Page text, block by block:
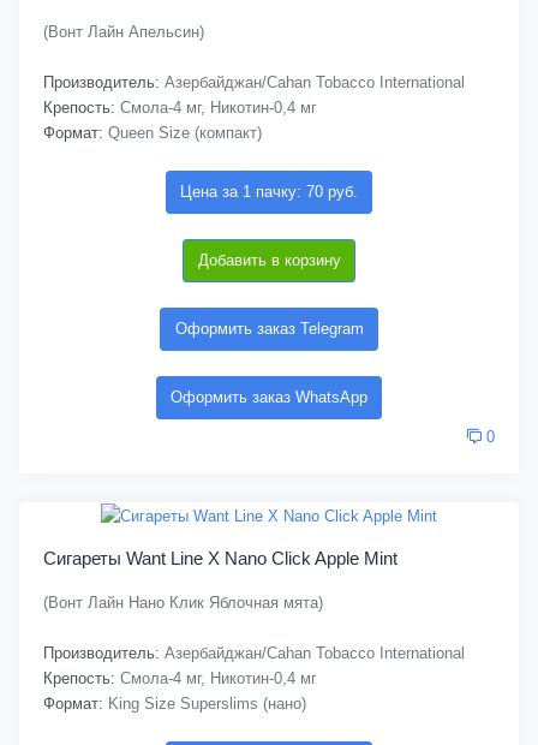
(Вонт Лайн Апельсин)
Производитель: Азербайджан/Cahan Tobacco International
Крепость: Смола-4 мг, Никотин-0,4 мг
Формат: Queen Size (компакт)
Цена за 1 пачку: 70 руб.
Добавить в корзину
Оформить заказ Telegram
Оформить заказ WhatsApp
0
Сигареты Want Line X Nano Click Apple Mint
(Вонт Лайн Нано Клик Яблочная мята)
Производитель: Азербайджан/Cahan Tobacco International
Крепость: Смола-4 мг, Никотин-0,4 мг
Формат: King Size Superslims (нано)